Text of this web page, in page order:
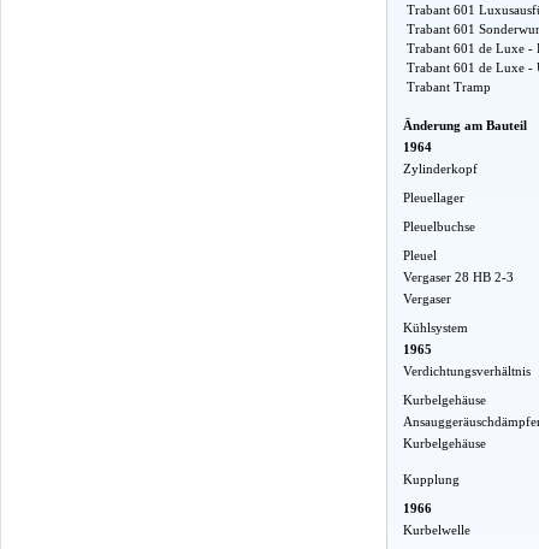
Trabant 601
Trabant 601
Trabant 601 de Luxe -
Trabant 601 de Luxe -
Trabant Tramp
Änderung am Bauteil
1964
Zylinderkopf
Pleuellager
Pleuelbuchse
Pleuel
Vergaser 28 HB 2-3
Vergaser
Kühlsystem
1965
Verdichtungsverhältnis
Kurbelgehäuse
Kurbelgehäuse
Kupplung
1966
Kurbelwelle